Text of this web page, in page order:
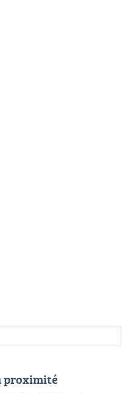
proximité